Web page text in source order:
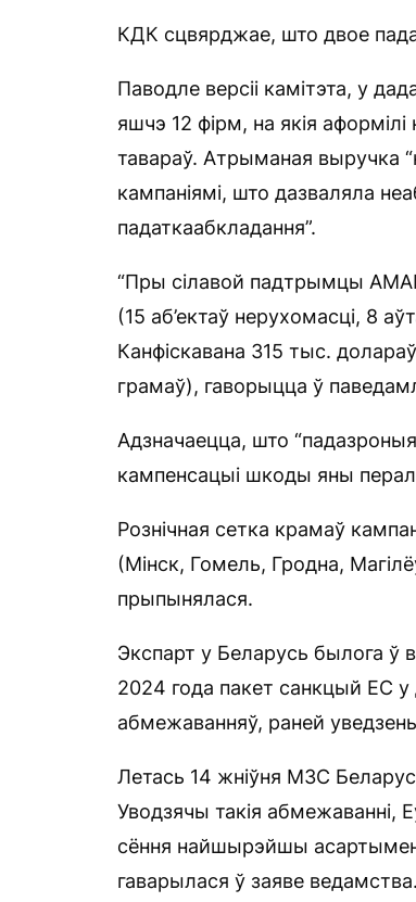
КДК сцвярджае, што двое
Паводле версіі камітэта, у
яшчэ 12 фірм, на якія
тавараў. Атрыманая выручка
кампаніямі, што дазваляла
падаткаабкладання”.
“Пры сілавой падтрымцы
(15 аб’ектаў нерухомасці, 8
Канфіскавана 315 тыс.
грамаў), гаворыцца ў
Адзначаецца, што
кампенсацыі шкоды яны
Рознічная сетка крамаў
(Мінск, Гомель, Гродна,
прыпынялася.
Экспарт у Беларусь былога ў
2024 года пакет санкцый ЕС у
абмежаванняў, раней
Летась 14 жніўня МЗС
Уводзячы такія абмежаванні,
сёння найшырэйшы
гаварылася ў заяве ведамства.